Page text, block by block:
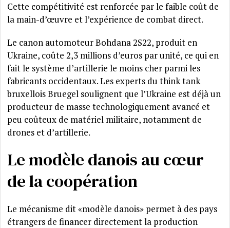
Cette compétitivité est renforcée par le faible coût de
la main-d’œuvre et l’expérience de combat direct.
Le canon automoteur Bohdana 2S22, produit en
Ukraine, coûte 2,3 millions d’euros par unité, ce qui en
fait le système d’artillerie le moins cher parmi les
fabricants occidentaux. Les experts du think tank
bruxellois Bruegel soulignent que l’Ukraine est déjà un
producteur de masse technologiquement avancé et
peu coûteux de matériel militaire, notamment de
drones et d’artillerie.
Le modèle danois au cœur
de la coopération
Le mécanisme dit «modèle danois» permet à des pays
étrangers de financer directement la production